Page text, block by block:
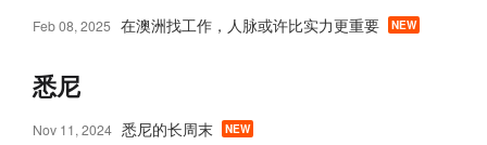
Feb 08, 2025 在澳洲找工作，人脉或许比实力更重要 NEW
悉尼
Nov 11, 2024 悉尼的长周末 NEW